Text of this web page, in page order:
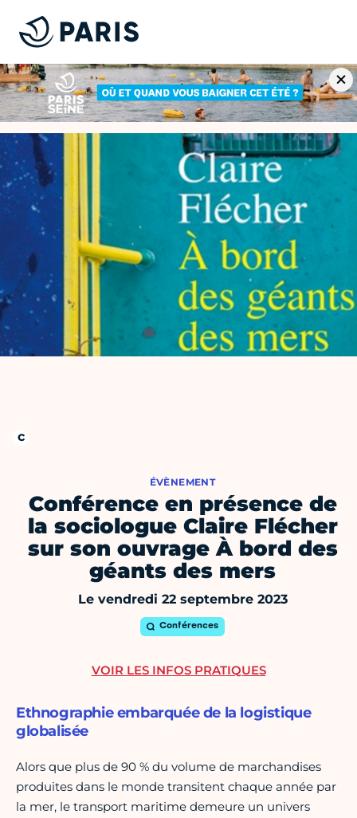
ÉVÈNEMENT
Conférence en présence de
la sociologue Claire Flécher
sur son ouvrage À bord des
géants des mers
Le vendredi 22 septembre 2023
Conférences
Ethnographie embarquée de la logistique
globalisée
Alors que plus de 90 % du volume de marchandises
produites dans le monde transitent chaque année par
la mer, le transport maritime demeure un univers
VOIR LES INFOS PRATIQUES